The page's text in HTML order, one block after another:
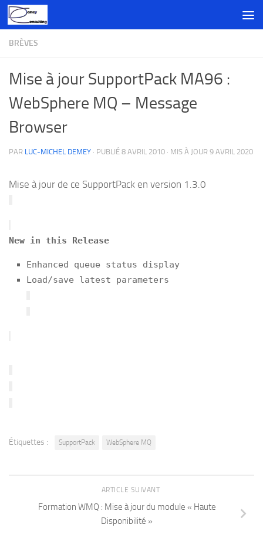
Skip to content
BRÈVES
Mise à jour SupportPack MA96 :
WebSphere MQ – Message
Browser
PAR LUC-MICHEL DEMEY · PUBLIÉ 8 AVRIL 2010 · MIS À JOUR 9 AVRIL 2020
Mise à jour de ce SupportPack en version 1.3.0
New in this Release
Enhanced queue status display
Load/save latest parameters
Étiquettes : SupportPack WebSphere MQ
ARTICLE SUIVANT
Formation WMQ : Mise à jour du module « Haute
Disponibilité »